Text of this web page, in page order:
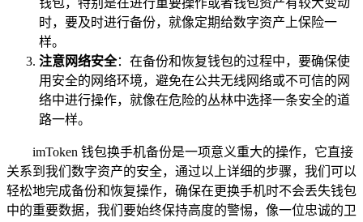
钱包，特别是在进行重要操作或者钱包资产有较大变动
时，要及时进行备份，就像定期给数字资产上保险一
样。
注意网络安全：在备份和恢复钱包的过程中，要确保使
用安全的网络环境，避免在公共无线网络或不可信的网
络中进行操作，就像在危险的丛林中选择一条安全的道
路一样。
imToken 钱包换手机备份是一项意义重大的操作，它直接
关系到我们数字资产的安全，通过以上详细的步骤，我们可以
轻松地完成备份和恢复操作，确保在更换手机时不会丢失钱包
中的重要数据，我们要始终保持高度的警惕，像一位忠诚的卫